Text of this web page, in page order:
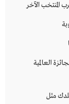
المنتخب الآخر
العالمية
مثل